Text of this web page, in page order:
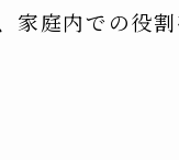
家庭内での役